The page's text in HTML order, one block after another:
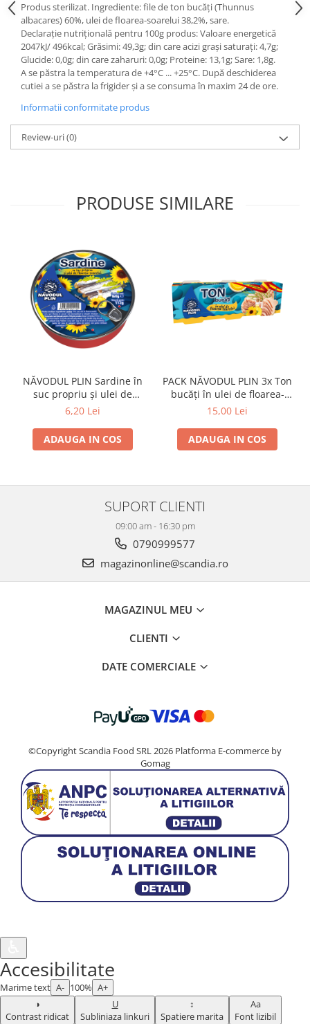
Produs sterilizat. Ingrediente: file de ton bucăți (Thunnus
albacares) 60%, ulei de floarea-soarelui 38,2%, sare.
Declarație nutrițională pentru 100g produs: Valoare energetică
2047kJ/ 496kcal; Grăsimi: 49,3g; din care acizi graşi saturaţi: 4,7g;
Glucide: 0,0g; din care zaharuri: 0,0g; Proteine: 13,1g; Sare: 1,8g.
A se păstra la temperatura de +4°C ... +25°C. După deschiderea
cutiei a se păstra la frigider și a se consuma în maxim 24 de ore.
Informatii conformitate produs
Review-uri(0)
PRODUSE SIMILARE
NĂVODUL PLIN Sardine în
suc propriu și ulei de
floarea-soarelui 160g
6,20 Lei
ADAUGA IN COS
PACK NĂVODUL PLIN 3x Ton
bucăți în ulei de floarea-
soarelui 80g
15,00 Lei
ADAUGA IN COS
SUPORT CLIENTI
09:00 am - 16:30 pm
0790999577
magazinonline@scandia.ro
MAGAZINUL MEU
CLIENTI
DATE COMERCIALE
©Copyright Scandia Food SRL 2026 Platforma E-commerce by
Gomag
Accesibilitate
Marime text A- 100% A+
◑
Contrast ridicat
U
Subliniaza linkuri
↕
Spatiere marita
Aa
Font lizibil